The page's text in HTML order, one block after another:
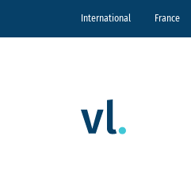
International France